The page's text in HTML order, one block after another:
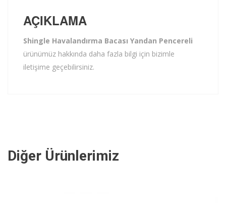
AÇIKLAMA
Shingle Havalandırma Bacası Yandan Pencereli
ürünümüz hakkında daha fazla bilgi için bizimle
iletişime geçebilirsiniz.
Diğer Ürünlerimiz